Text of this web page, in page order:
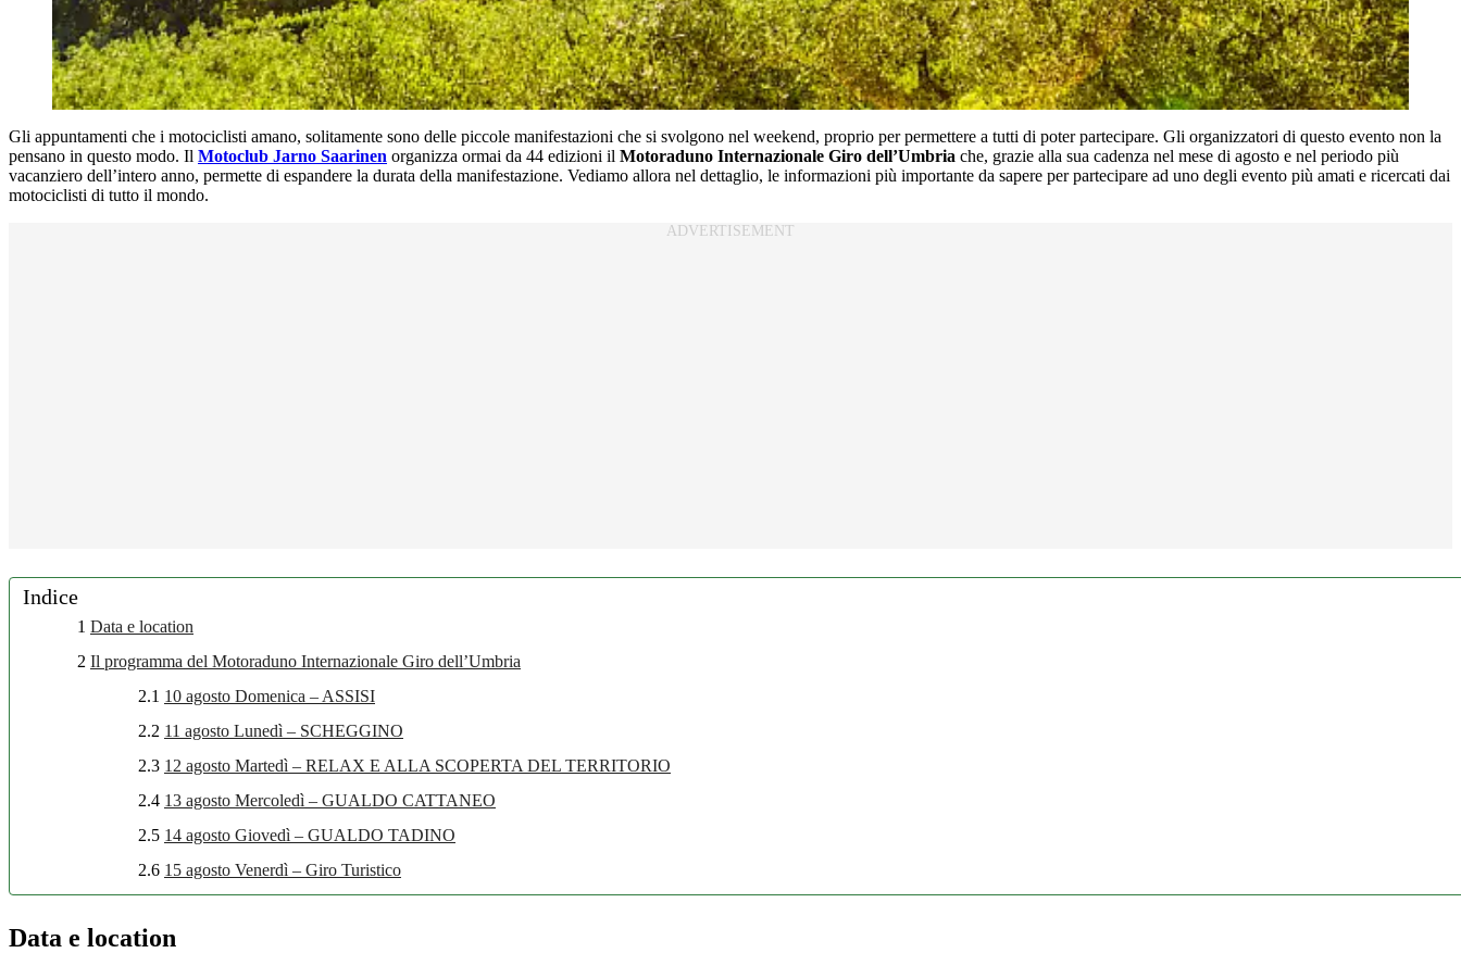
Gli appuntamenti che i motociclisti amano, solitamente sono delle piccole manifestazioni che si svolgono nel weekend, proprio per permettere a tutti di poter partecipare. Gli organizzatori di questo evento non la
pensano in questo modo. Il Motoclub Jarno Saarinen organizza ormai da 44 edizioni il Motoraduno Internazionale Giro dell’Umbria che, grazie alla sua cadenza nel mese di agosto e nel periodo più
vacanziero dell’intero anno, permette di espandere la durata della manifestazione. Vediamo allora nel dettaglio, le informazioni più importante da sapere per partecipare ad uno degli evento più amati e ricercati dai
motociclisti di tutto il mondo.
Indice
1 Data e location
2 Il programma del Motoraduno Internazionale Giro dell’Umbria
2.1 10 agosto Domenica – ASSISI
2.2 11 agosto Lunedì – SCHEGGINO
2.3 12 agosto Martedì – RELAX E ALLA SCOPERTA DEL TERRITORIO
2.4 13 agosto Mercoledì – GUALDO CATTANEO
2.5 14 agosto Giovedì – GUALDO TADINO
2.6 15 agosto Venerdì – Giro Turistico
Data e location